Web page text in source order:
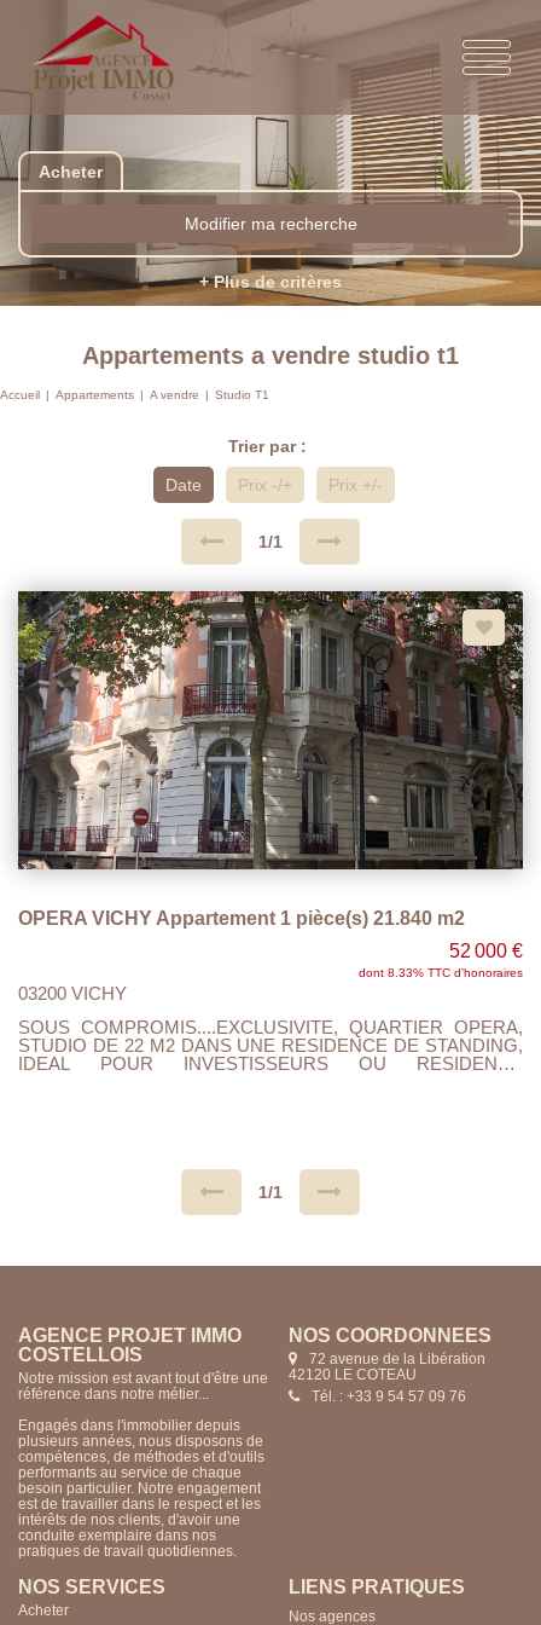
Acheter
Modifier ma recherche
+ Plus de critères
Appartements a vendre studio t1
Accueil Appartements A vendre Studio T1
Trier par :
Date
Prix -/+ Prix +/-
1/1
OPERA VICHY Appartement 1 pièce(s) 21.840 m2
52 000 €
dont 8.33% TTC d'honoraires
03200 VICHY
SOUS COMPROMIS....EXCLUSIVITE, QUARTIER OPERA,
STUDIO DE 22 M2 DANS UNE RESIDENCE DE STANDING,
IDEAL POUR INVESTISSEURS OU RESIDENCE
COEUR DE VILLE ET PARCS. PREVOIR PEINTURES
UNIQUEMENT. RARE, A VISITER RAPIDEMENT.....
1/1
AGENCE PROJET IMMO
COSTELLOIS
Notre mission est avant tout d'être une
référence dans notre métier...
Engagés dans l'immobilier depuis
plusieurs années, nous disposons de
compétences, de méthodes et d'outils
performants au service de chaque
besoin particulier. Notre engagement
est de travailler dans le respect et les
intérêts de nos clients, d'avoir une
conduite exemplaire dans nos
pratiques de travail quotidiennes.
NOS COORDONNÉES
72 avenue de la Libération
42120 LE COTEAU
Tél. : +33 9 54 57 09 76
NOS SERVICES
Acheter
LIENS PRATIQUES
Nos agences